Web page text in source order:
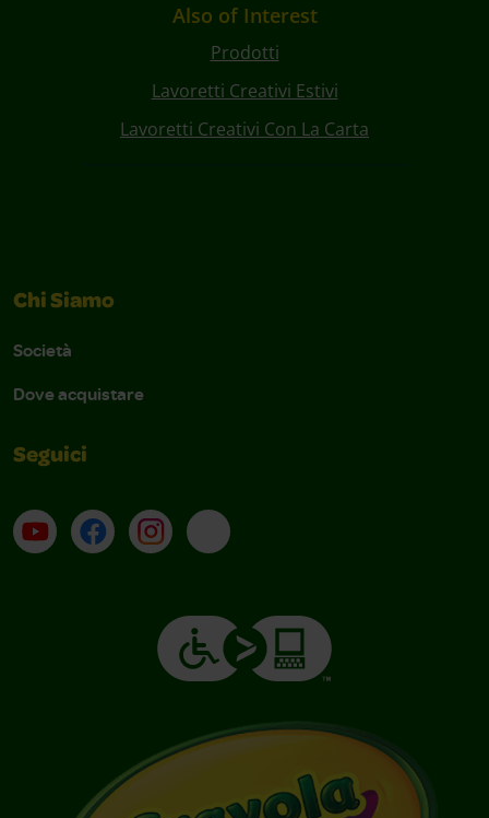
Also of Interest
Prodotti
Lavoretti Creativi Estivi
Lavoretti Creativi Con La Carta
Chi Siamo
Società
Dove acquistare
Seguici
Su YouTube
ContattiProfilo Instagram
Email